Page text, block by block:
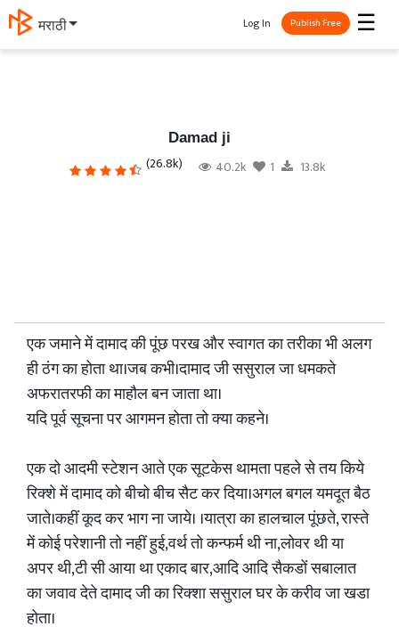
मराठी ☰
Log In Publish Free
Damad ji
(26.8k) 40.2k 1 13.8k
एक जमाने में दामाद की पूंछ परख और स्वागत का तरीका भी अलग
ही ठंग का होता था।जब कभी।दामाद जी ससुराल जा धमकते
अफरातरफी का माहौल बन जाता था।
यदि पूर्व सूचना पर आगमन होता तो क्या कहने।
एक दो आदमी स्टेशन आते एक सूटकेस थामता पहले से तय किये
रिक्शे में दामाद को बीचो बीच सैट कर दिया।अगल बगल यमदूत बैठ
जाते।कहीं कूद कर भाग ना जाये। ।यात्रा का हालचाल पूंछते, रास्ते
में कोई परेशानी तो नहीं हुई,वर्थ तो कन्फर्म थी ना,लोवर थी या
अपर थी,टी सी आया था एकाद बार,आदि आदि सैकडों सबालात
का जवाव देते दामाद जी का रिक्शा ससुराल घर के करीव जा खडा
होता।